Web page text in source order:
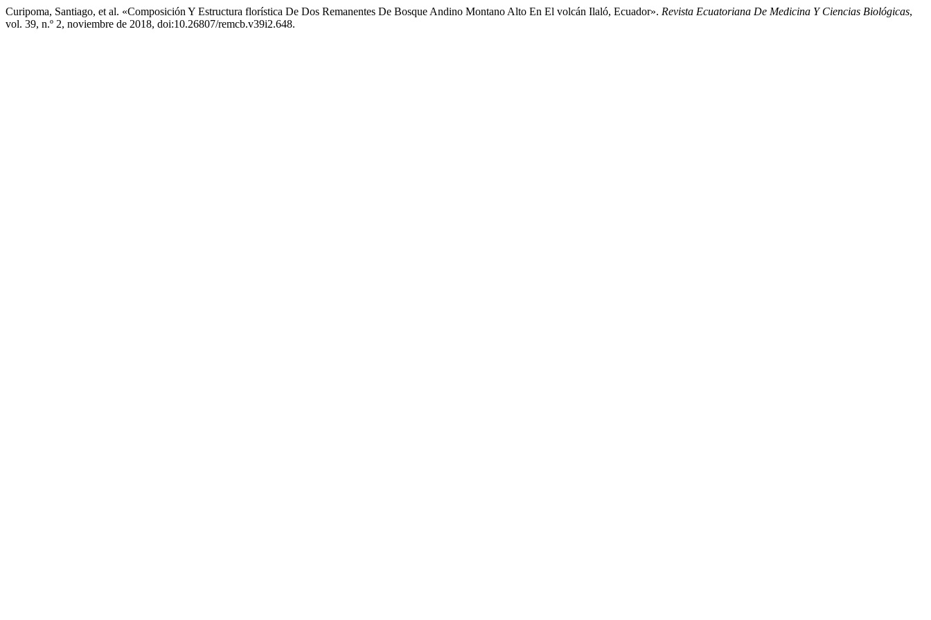
Curipoma, Santiago, et al. «Composición Y Estructura florística De Dos Remanentes De Bosque Andino Montano Alto En El volcán Ilaló, Ecuador». Revista Ecuatoriana De Medicina Y Ciencias Biológicas,
vol. 39, n.º 2, noviembre de 2018, doi:10.26807/remcb.v39i2.648.